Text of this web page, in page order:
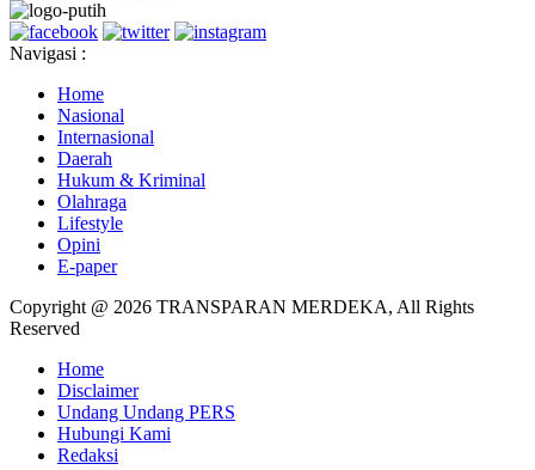
Navigasi :
Home
Nasional
Internasional
Daerah
Hukum & Kriminal
Olahraga
Lifestyle
Opini
E-paper
Copyright @ 2026 TRANSPARAN MERDEKA, All Rights
Reserved
Home
Disclaimer
Undang Undang PERS
Hubungi Kami
Redaksi